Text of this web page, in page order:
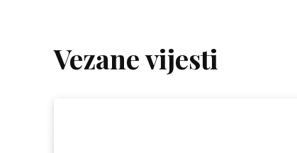
Vezane vijesti